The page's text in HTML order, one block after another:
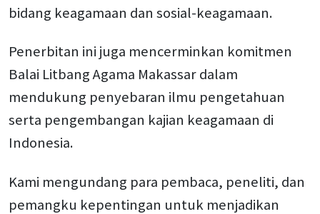
bidang keagamaan dan sosial-keagamaan.
Penerbitan ini juga mencerminkan komitmen
Balai Litbang Agama Makassar dalam
mendukung penyebaran ilmu pengetahuan
serta pengembangan kajian keagamaan di
Indonesia.
Kami mengundang para pembaca, peneliti, dan
pemangku kepentingan untuk menjadikan